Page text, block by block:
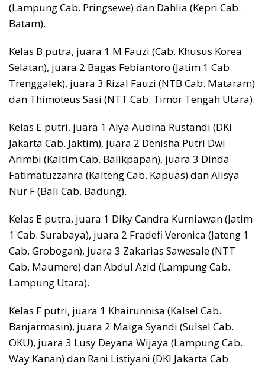
(Lampung Cab. Pringsewe) dan Dahlia (Kepri Cab.
Batam).
Kelas B putra, juara 1 M Fauzi (Cab. Khusus Korea
Selatan), juara 2 Bagas Febiantoro (Jatim 1 Cab.
Trenggalek), juara 3 Rizal Fauzi (NTB Cab. Mataram)
dan Thimoteus Sasi (NTT Cab. Timor Tengah Utara).
Kelas E putri, juara 1 Alya Audina Rustandi (DKI
Jakarta Cab. Jaktim), juara 2 Denisha Putri Dwi
Arimbi (Kaltim Cab. Balikpapan), juara 3 Dinda
Fatimatuzzahra (Kalteng Cab. Kapuas) dan Alisya
Nur F (Bali Cab. Badung).
Kelas E putra, juara 1 Diky Candra Kurniawan (Jatim
1 Cab. Surabaya), juara 2 Fradefi Veronica (Jateng 1
Cab. Grobogan), juara 3 Zakarias Sawesale (NTT
Cab. Maumere) dan Abdul Azid (Lampung Cab.
Lampung Utara).
Kelas F putri, juara 1 Khairunnisa (Kalsel Cab.
Banjarmasin), juara 2 Maiga Syandi (Sulsel Cab.
OKU), juara 3 Lusy Deyana Wijaya (Lampung Cab.
Way Kanan) dan Rani Listiyani (DKI Jakarta Cab.